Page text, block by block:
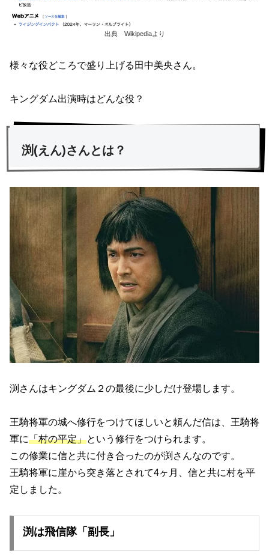
出典 Wikipediaより
様々な役どころで盛り上げる田中美央さん。
キングダム出演時はどんな役？
渕(えん)さんとは？
渕さんはキングダム２の最後に少しだけ登場します。
王騎将軍の城へ修行をつけてほしいと頼んだ信は、王騎将
軍に「村の平定」という修行をつけられます。
この修業に信と共に付き合ったのが渕さんなのです。
王騎将軍に崖から突き落とされて4ヶ月、信と共に村を平
定しました。
渕は飛信隊「副長」